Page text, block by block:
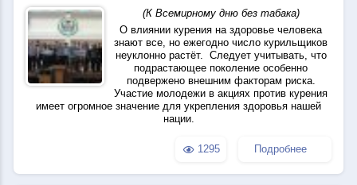
(К Всемирному дню без табака)
О влиянии курения на здоровье человека
знают все, но ежегодно число курильщиков
неуклонно растёт. Следует учитывать, что
подрастающее поколение особенно
подвержено внешним факторам риска.
Участие молодежи в акциях против курения
имеет огромное значение для укрепления здоровья нашей
нации.
1295 Подробнее